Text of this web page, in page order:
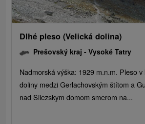
Dlhé pleso (Velická dolina)
Prešovský kraj -Vysoké Tatry
Nadmorská výška: 1929 m.n.m. Pleso v
doliny medzi Gerlachovským štítom a
nad Sliezskym domom smerom na...